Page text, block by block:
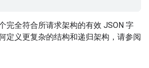
完全符合所请求架构的有效 JSON 字
定义更复杂的结构和递归架构，请参阅